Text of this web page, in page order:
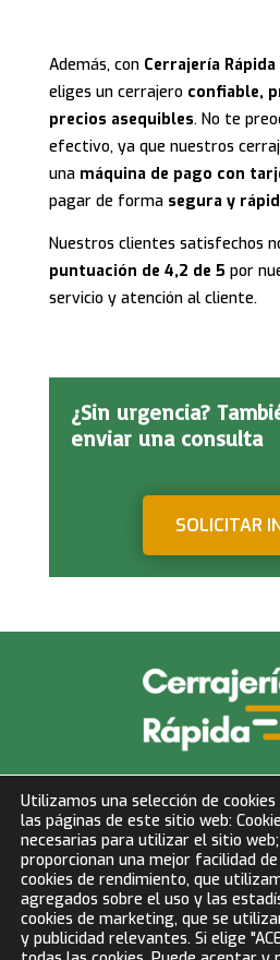
Además, con Cerrajería
eliges un cerrajero confiable,
precios asequibles. No te
efectivo, ya que nuestros
una máquina de pago con
pagar de forma segura y
Nuestros clientes satisfechos
puntuación de 4,2 de 5 por
servicio y atención al cliente.
¿Sin urgencia?
enviar una consulta
SOLICITAR
677 153
LLAMAR
Utilizamos una selección de
las páginas de este sitio web:
necesarias para utilizar el sitio
proporcionan una mejor facilidad
cookies de rendimiento, que
agregados sobre el uso y las
cookies de marketing, que se
y publicidad relevantes. Si elige